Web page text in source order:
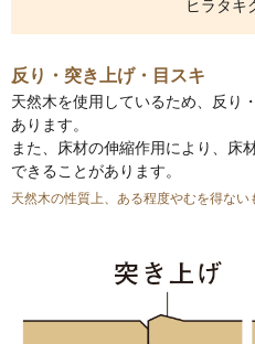
ヒラタキ
反り・突き上げ・目スキ
天然木を使用しているため、反り
あります。
また、床材の伸縮作用により、床
できることがあります。
天然木の性質上、ある程度やむを得ない